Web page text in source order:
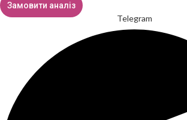
Замовити аналіз
Telegram